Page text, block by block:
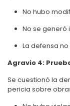
No hubo
No se generó
La defensa
Agravio 4:
Se cuestionó la
pericia sobre